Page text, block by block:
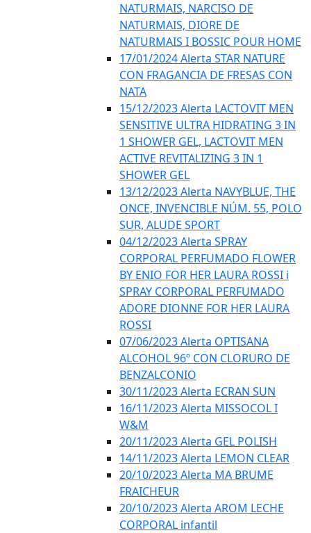
NATURMAIS, NARCISO DE
NATURMAIS, DIORE DE
NATURMAIS I BOSSIC POUR HOME
17/01/2024 Alerta STAR NATURE
CON FRAGANCIA DE FRESAS CON
NATA
15/12/2023 Alerta LACTOVIT MEN
SENSITIVE ULTRA HIDRATING 3 IN
1 SHOWER GEL, LACTOVIT MEN
ACTIVE REVITALIZING 3 IN 1
SHOWER GEL
13/12/2023 Alerta NAVYBLUE, THE
ONCE, INVENCIBLE NÚM. 55, POLO
SUR, ALUDE SPORT
04/12/2023 Alerta SPRAY
CORPORAL PERFUMADO FLOWER
BY ENIO FOR HER LAURA ROSSI i
SPRAY CORPORAL PERFUMADO
ADORE DIONNE FOR HER LAURA
ROSSI
07/06/2023 Alerta OPTISANA
ALCOHOL 96º CON CLORURO DE
BENZALCONIO
30/11/2023 Alerta ECRAN SUN
16/11/2023 Alerta MISSOCOL I
W&M
20/11/2023 Alerta GEL POLISH
14/11/2023 Alerta LEMON CLEAR
20/10/2023 Alerta MA BRUME
FRAICHEUR
20/10/2023 Alerta AROM LECHE
CORPORAL infantil